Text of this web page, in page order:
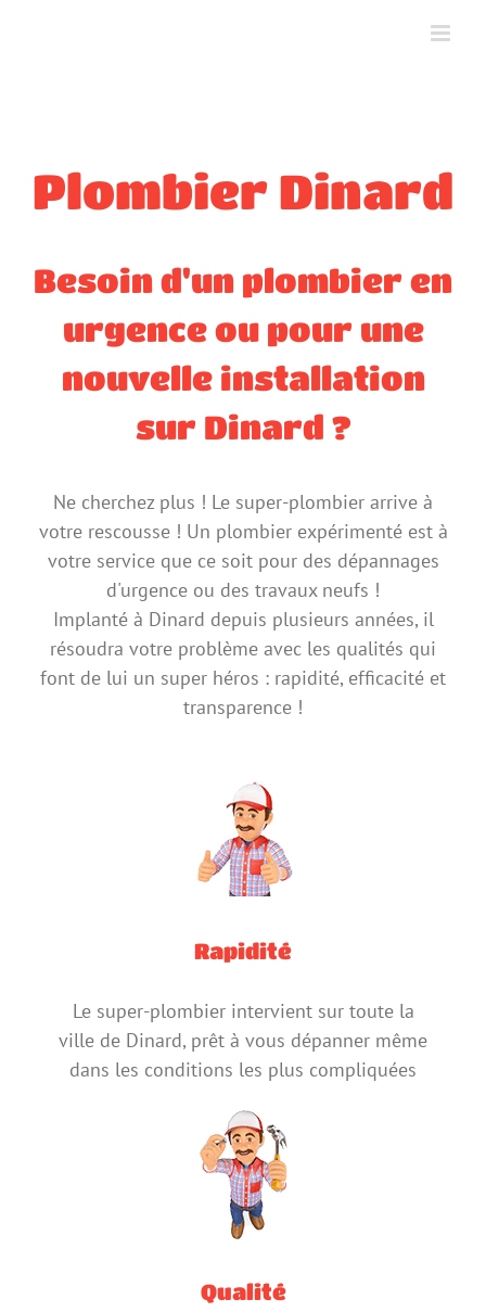
Plombier Dinard
Besoin d'un plombier en
urgence ou pour une
nouvelle installation
sur Dinard ?
Ne cherchez plus ! Le super-plombier arrive à
votre rescousse ! Un plombier expérimenté est à
votre service que ce soit pour des dépannages
d'urgence ou des travaux neufs !
Implanté à Dinard depuis plusieurs années, il
résoudra votre problème avec les qualités qui
font de lui un super héros : rapidité, efficacité et
transparence !
Rapidité
Le super-plombier intervient sur toute la
ville de Dinard, prêt à vous dépanner même
dans les conditions les plus compliquées
Qualité